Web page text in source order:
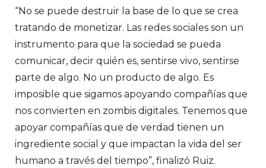
“No se puede destruir la base de lo que se crea
tratando de monetizar. Las redes sociales son un
instrumento para que la sociedad se pueda
comunicar, decir quién es, sentirse vivo, sentirse
parte de algo. No un producto de algo. Es
imposible que sigamos apoyando compañías que
nos convierten en zombis digitales. Tenemos que
apoyar compañías que de verdad tienen un
ingrediente social y que impactan la vida del ser
humano a través del tiempo”, finalizó Ruiz.